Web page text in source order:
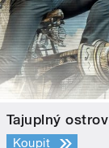
Tajuplný ostrov
Koupit